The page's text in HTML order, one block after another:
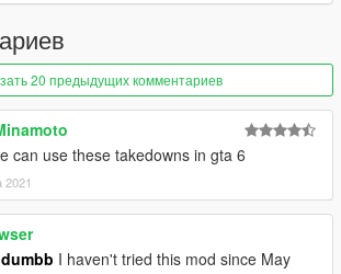
20 предыдущих комментариев
can use these takedowns in gta 6
2021
I haven't tried this mod since May